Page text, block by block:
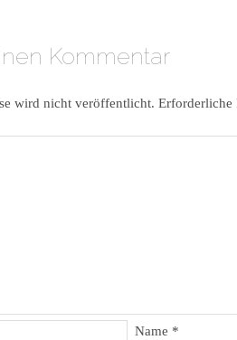
Kommentar
wird nicht veröffentlicht.
Name *